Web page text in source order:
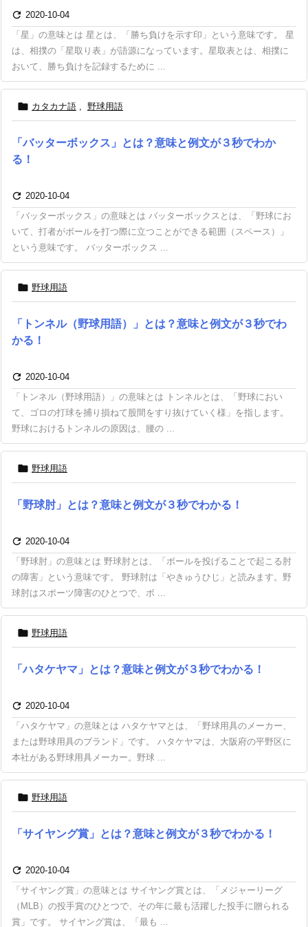
 2020-10-04
「星」の意味とは 星とは、「勝ち負けを示す印」という意味です。 星
は、相撲の「星取り表」が語源になっています。星取表とは、相撲に
おいて、勝ち負けを記録するために ...
 カタカナ語 , 野球用語
「バッターボックス」とは？意味と例文が３秒でわか
る！
 2020-10-04
「バッターボックス」の意味とは バッターボックスとは、「野球にお
いて、打者がボールを打つ際に立つことができる範囲（スペース）」
という意味です。 バッターボックス ...
 野球用語
「トンネル（野球用語）」とは？意味と例文が３秒でわ
かる！
 2020-10-04
「トンネル（野球用語）」の意味とは トンネルとは、「野球におい
て、ゴロの打球を捕り損ねて股間をすり抜けていく様」を指します。
野球におけるトンネルの原因は、腰の ...
 野球用語
「野球肘」とは？意味と例文が３秒でわかる！
 2020-10-04
「野球肘」の意味とは 野球肘とは、「ボールを投げることで起こる肘
の障害」という意味です。 野球肘は「やきゅうひじ」と読みます。野
球肘はスポーツ障害のひとつで、ボ ...
 野球用語
「ハタケヤマ」とは？意味と例文が３秒でわかる！
 2020-10-04
「ハタケヤマ」の意味とは ハタケヤマとは、「野球用具のメーカー、
または野球用具のブランド」です。 ハタケヤマは、大阪府の平野区に
本社がある野球用具メーカー。野球 ...
 野球用語
「サイヤング賞」とは？意味と例文が３秒でわかる！
 2020-10-04
「サイヤング賞」の意味とは サイヤング賞とは、「メジャーリーグ
（MLB）の投手賞のひとつで、その年に最も活躍した投手に贈られる
賞」です。 サイヤング賞は、「最も ...